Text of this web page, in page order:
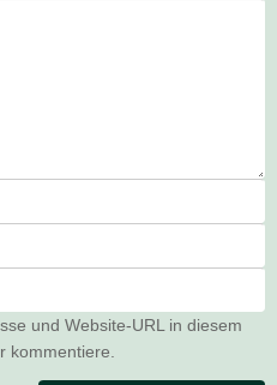
und Website-URL in diesem
kommentiere.